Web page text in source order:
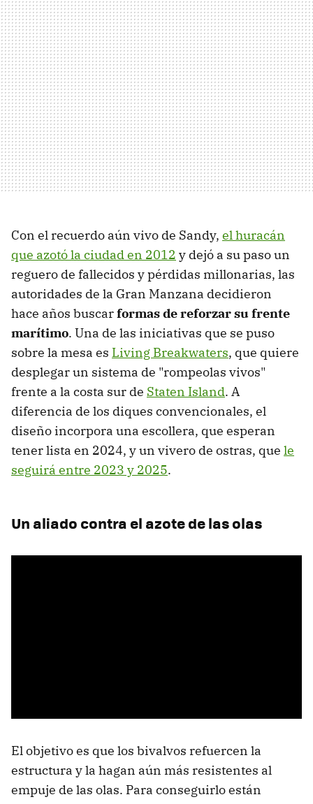
Con el recuerdo aún vivo de Sandy, el huracán
que azotó la ciudad en 2012 y dejó a su paso un
reguero de fallecidos y pérdidas millonarias, las
autoridades de la Gran Manzana decidieron
hace años buscarformas de reforzar su frente
marítimo. Una de las iniciativas que se puso
sobre la mesa es Living Breakwaters, que quiere
desplegar un sistema de "rompeolas vivos"
frente a la costa sur de Staten Island. A
diferencia de los diques convencionales, el
diseño incorpora una escollera, que esperan
tener lista en 2024, y un vivero de ostras, que le
seguirá entre 2023 y 2025.
Un aliado contra el azote de las olas
El objetivo es que los bivalvos refuercen la
estructura y la hagan aún más resistentes al
empuje de las olas. Para conseguirlo están